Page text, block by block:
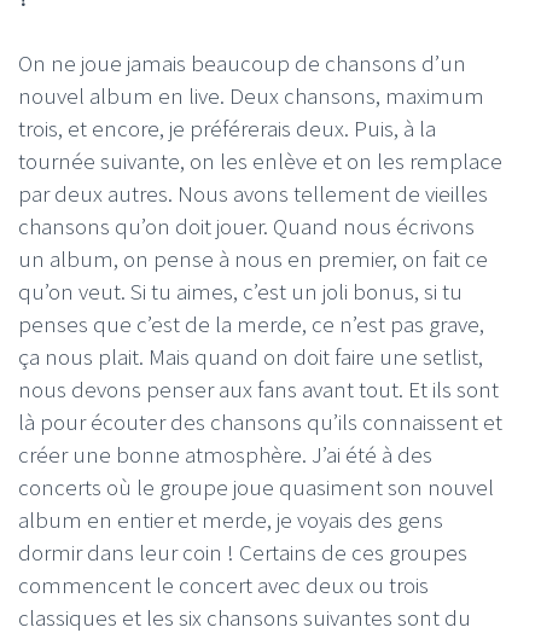
On ne joue jamais beaucoup de chansons d’un
nouvel album en live. Deux chansons, maximum
trois, et encore, je préférerais deux. Puis, à la
tournée suivante, on les enlève et on les remplace
par deux autres. Nous avons tellement de vieilles
chansons qu’on doit jouer. Quand nous écrivons
un album, on pense à nous en premier, on fait ce
qu’on veut. Si tu aimes, c’est un joli bonus, si tu
penses que c’est de la merde, ce n’est pas grave,
ça nous plait. Mais quand on doit faire une setlist,
nous devons penser aux fans avant tout. Et ils sont
là pour écouter des chansons qu’ils connaissent et
créer une bonne atmosphère. J’ai été à des
concerts où le groupe joue quasiment son nouvel
album en entier et merde, je voyais des gens
dormir dans leur coin ! Certains de ces groupes
commencent le concert avec deux ou trois
classiques et les six chansons suivantes sont du